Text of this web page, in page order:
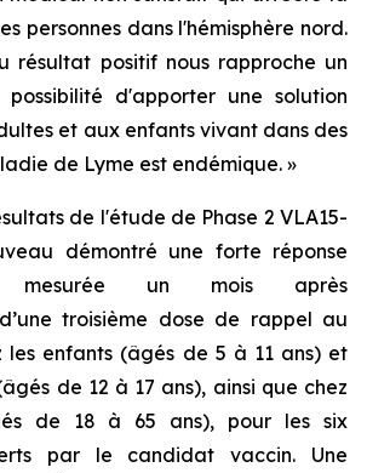
personnes dans l'hémisphère nord.
résultat positif nous rapproche un
d'apporter une solution
et aux enfants vivant dans des
de Lyme est endémique. »
de l'étude de Phase 2 VLA15-
démontré une forte réponse
mesurée un mois après
troisième dose de rappel au
les enfants (âgés de 5 à 11 ans) et
de 12 à 17 ans), ainsi que chez
de 18 à 65 ans), pour les six
par le candidat vaccin. Une